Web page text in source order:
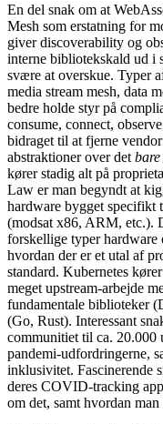
En del snak om at
Mesh som erstatning for
giver discoverability og
interne bibliotekskald ud i
svære at overskue. Typer
media stream mesh, data
bedre holde styr på
consume, connect,
bidraget til at fjerne
abstraktioner over det
kører stadig alt på
Law er man begyndt at
hardware bygget specifikt
(modsat x86, ARM, etc.).
forskellige typer
hvordan der er et utal af
standard. Kubernetes
meget upstream-arbejde
fundamentale biblioteker
(Go, Rust). Interessant
communitiet til ca. 20.000
pandemi-udfordringerne,
inklusivitet. Fascinerende
deres COVID-tracking
om det, samt hvordan